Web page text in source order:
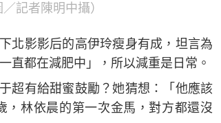
記者陳明中攝）
北影影后的高伊玲瘦身有成，坦言為
直都在減肥中」，所以減重是日常。
超有給甜蜜鼓勵？她猜想：「他應該
林依晨的第一次金馬，對方都還沒